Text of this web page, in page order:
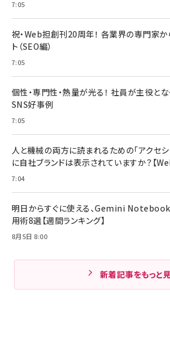
7:05
祝・Web担創刊20周年！ 各業界の専門家
ト（SEO編）
7:05
個性・専門性・熱量が光る！ 社員が主役と
SNS好事例
7:05
人と機械の両方に読まれるための「アクセシ
に自社ブランドは表示されていますか？【
7:04
明日からすぐに使える、Gemini
用術8選【週間ランキング】
8月5日 8:00
新着記事をもっと